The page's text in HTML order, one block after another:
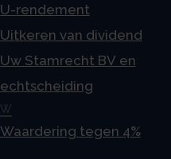
U-rendement
Uitkeren van dividend
Uw Stamrecht BV en
echtscheiding
W
Waardering tegen 4%